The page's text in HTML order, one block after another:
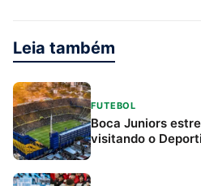
Leia também
FUTEBOL
Boca Juniors
visitando o